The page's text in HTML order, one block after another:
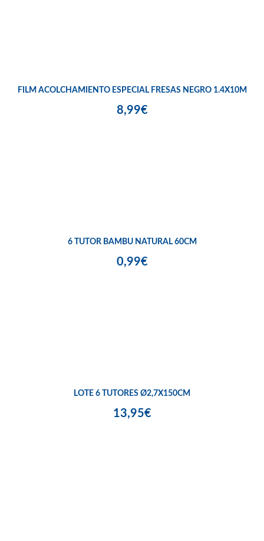
FILM ACOLCHAMIENTO ESPECIAL FRESAS NEGRO 1.4X10M
8,99€
6 TUTOR BAMBU NATURAL 60CM
0,99€
LOTE 6 TUTORES Ø2,7X150CM
13,95€